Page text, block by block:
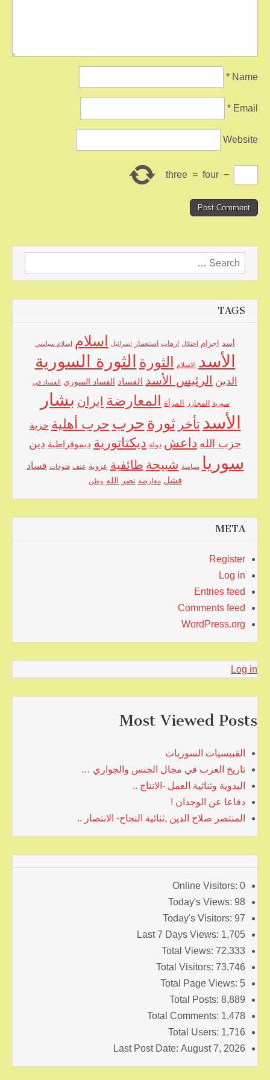
Name
*
Email
*
Website
−
four
=
three
Search
for:
TAGS
أسد اجرام احتلال ارهاب استعمار اسرائيل اسلام اسلام سياسي
الأسد الاسلام الثورة الثورة السورية
الدين الرئيس الأسد الفساد الفساد السوري الفساد في
سورية المجازر المرأة المعارضة ايران بشار
الأسد تأخر ثورة حرب حرب أهلية حرية
حزب الله داعش دولة ديكتاتورية ديموقراطية دين
سوريا سياسة شبيحة طائفية عروبة عنف فتوحات فساد
فشل معارضة نصر الله وطن
META
Register
Log in
Entries feed
Comments feed
WordPress.org
Log in
Most Viewed Posts
القبيسيات السوريات
تاريخ العرب في مجال الجنس والجواري …
البدوية وثنائية العمل -الانتاج ..
دفاعا عن الوجدان !
المنتصر صلاح الدين ,ثنائية النجاح- الانتصار ..
Online Visitors: 0
Today's Views: 98
Today's Visitors: 97
Last 7 Days Views: 1,705
Total Views: 72,333
Total Visitors: 73,746
Total Page Views: 5
Total Posts: 8,889
Total Comments: 1,478
Total Users: 1,716
Last Post Date: August 7, 2026